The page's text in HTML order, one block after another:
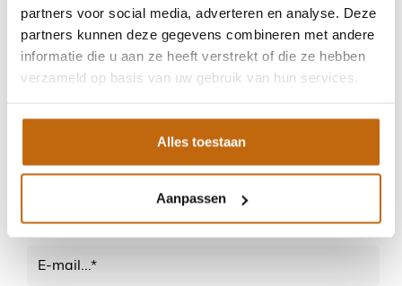
partners voor social media, adverteren en analyse. Deze
partners kunnen deze gegevens combineren met andere
informatie die u aan ze heeft verstrekt of die ze hebben
verzameld op basis van uw gebruik van hun services.
Alles toestaan
Aanpassen
offerte ontvangen?
Vul dan het onderstaande formulier in en wij helpen
je graag verder.